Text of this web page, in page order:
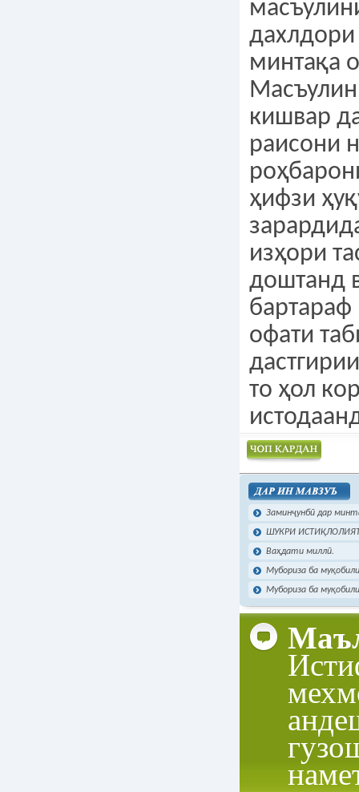
минтақа
кишвар
раисони
ҳифзи
изҳори
доштанд
офати
то ҳол
Чоп намудан
Заминҷунбӣ дар
ШУКРИ
Ваҳдати миллӣ.
Мубориза ба
Мубориза ба